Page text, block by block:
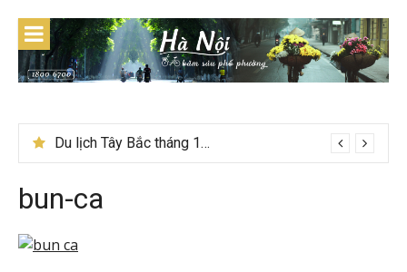
content
Du lịch Tây Bắc tháng 11 – Mùa hoa cải nhuộm vàng rực rỡ
bun-ca